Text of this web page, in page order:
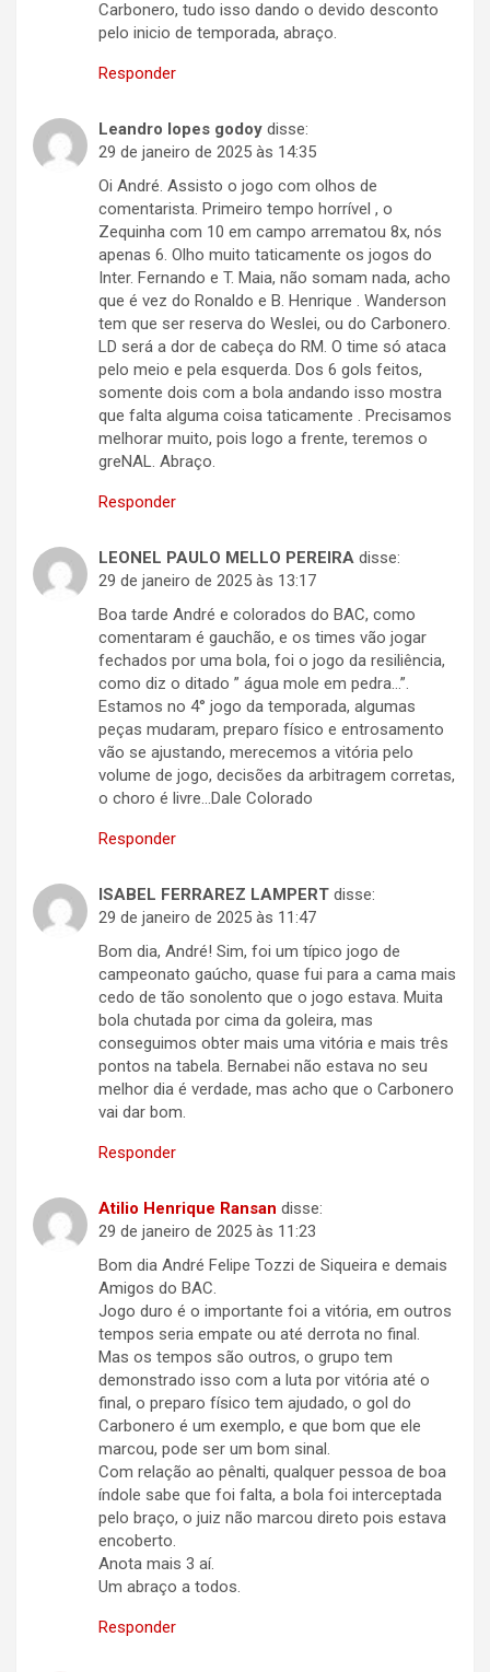
Carbonero, tudo isso dando o devido desconto
pelo inicio de temporada, abraço.
Responder
Leandro lopes godoy disse:
29 de janeiro de 2025 às 14:35
Oi André. Assisto o jogo com olhos de
comentarista. Primeiro tempo horrível , o
Zequinha com 10 em campo arrematou 8x, nós
apenas 6. Olho muito taticamente os jogos do
Inter. Fernando e T. Maia, não somam nada, acho
que é vez do Ronaldo e B. Henrique . Wanderson
tem que ser reserva do Weslei, ou do Carbonero.
LD será a dor de cabeça do RM. O time só ataca
pelo meio e pela esquerda. Dos 6 gols feitos,
somente dois com a bola andando isso mostra
que falta alguma coisa taticamente . Precisamos
melhorar muito, pois logo a frente, teremos o
greNAL. Abraço.
Responder
LEONEL PAULO MELLO PEREIRA disse:
29 de janeiro de 2025 às 13:17
Boa tarde André e colorados do BAC, como
comentaram é gauchão, e os times vão jogar
fechados por uma bola, foi o jogo da resiliência,
como diz o ditado ” água mole em pedra…”.
Estamos no 4° jogo da temporada, algumas
peças mudaram, preparo físico e entrosamento
vão se ajustando, merecemos a vitória pelo
volume de jogo, decisões da arbitragem corretas,
o choro é livre…Dale Colorado
Responder
ISABEL FERRAREZ LAMPERT disse:
29 de janeiro de 2025 às 11:47
Bom dia, André! Sim, foi um típico jogo de
campeonato gaúcho, quase fui para a cama mais
cedo de tão sonolento que o jogo estava. Muita
bola chutada por cima da goleira, mas
conseguimos obter mais uma vitória e mais três
pontos na tabela. Bernabei não estava no seu
melhor dia é verdade, mas acho que o Carbonero
vai dar bom.
Responder
Atilio Henrique Ransan disse:
29 de janeiro de 2025 às 11:23
Bom dia André Felipe Tozzi de Siqueira e demais
Amigos do BAC.
Jogo duro é o importante foi a vitória, em outros
tempos seria empate ou até derrota no final.
Mas os tempos são outros, o grupo tem
demonstrado isso com a luta por vitória até o
final, o preparo físico tem ajudado, o gol do
Carbonero é um exemplo, e que bom que ele
marcou, pode ser um bom sinal.
Com relação ao pênalti, qualquer pessoa de boa
índole sabe que foi falta, a bola foi interceptada
pelo braço, o juiz não marcou direto pois estava
encoberto.
Anota mais 3 aí.
Um abraço a todos.
Responder